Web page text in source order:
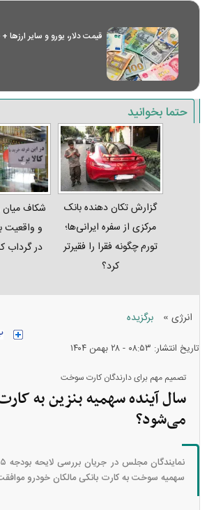
قیمت دلار، یورو و سایر ارز‌ها
حتما بخوانید
گزارش تکان‌ دهنده بانک
مرکزی از سفره ایرانی‌ها؛
تورم چگونه فقرا را فقیرتر
کرد؟
شکاف
و واقعیت
در گرداب
انرژی » برگزیده
تاریخ انتشار: ۰۸:۵۳ - ۲۸ بهمن ۱۴۰۴
تصمیم مهم برای دارندگان کارت سوخت
سال آینده سهمیه بنزین به
می‌شود؟
سهمیه سوخت به کارت بانکی مالکان خودرو